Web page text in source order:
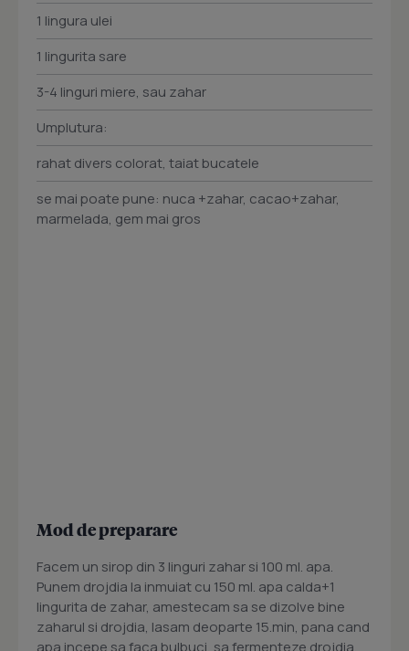
1 lingura ulei
1 lingurita sare
3-4 linguri miere, sau zahar
Umplutura:
rahat divers colorat, taiat bucatele
se mai poate pune: nuca +zahar, cacao+zahar,
marmelada, gem mai gros
Mod de preparare
Facem un sirop din 3 linguri zahar si 100 ml. apa.
Punem drojdia la inmuiat cu 150 ml. apa calda+1
lingurita de zahar, amestecam sa se dizolve bine
zaharul si drojdia, lasam deoparte 15.min, pana cand
apa incepe sa faca bulbuci, sa fermenteze drojdia.